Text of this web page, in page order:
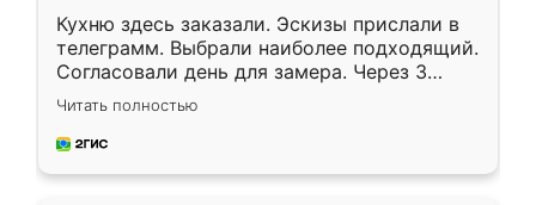
Кухню здесь заказали. Эскизы прислали в
телеграмм. Выбрали наиболее подходящий.
Согласовали день для замера. Через 3
недели кухня была уже готова. Остались
довольны работой. Спасибо Ренессанс
мебель за качественную работу!
Читать полностью